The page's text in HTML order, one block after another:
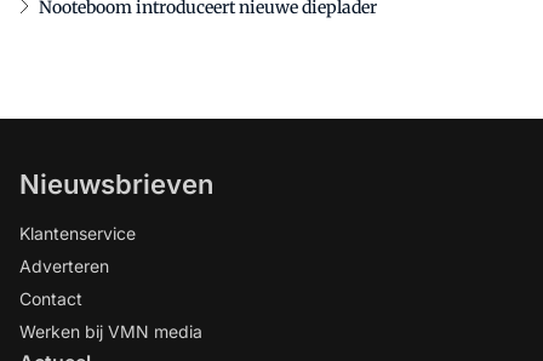
Nooteboom introduceert nieuwe dieplader
Nieuwsbrieven
Klantenservice
Adverteren
Contact
Werken bij VMN media